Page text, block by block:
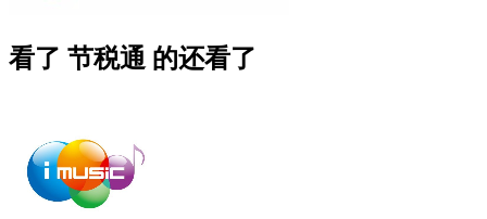
看了 节税通 的还看了